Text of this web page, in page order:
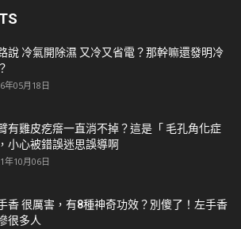
說 冷氣開除濕 又冷又省電？那幹嘛還發明冷
年05月18日
有雞皮疙瘩一直消不掉？這是「 毛孔角化症
小心被錯誤迷思誤導啊
年10月06日
香 很厲害，有8種神奇功效？別傻了！左手香
很多人